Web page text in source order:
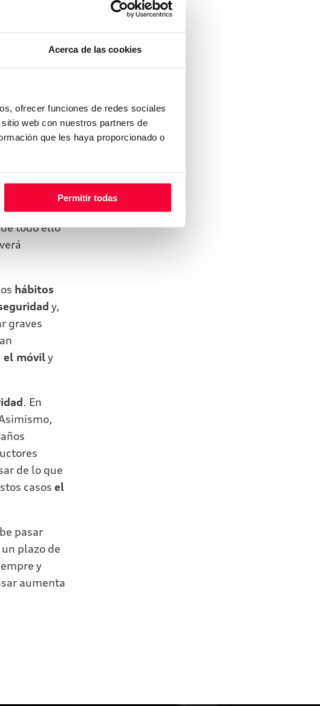
Acerca de las cookies
ofrecer funciones de redes sociales
web con nuestros partners de
que les haya proporcionado o
Permitir todas
Ley
el fin de
la vía en
más de un
todo ello
hábitos
y,
graves
el móvily
. En
de lo que
casos el
pasar
un plazo de
y
aumenta